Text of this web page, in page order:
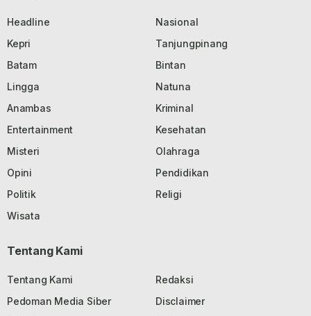
Headline
Nasional
Kepri
Tanjungpinang
Batam
Bintan
Lingga
Natuna
Anambas
Kriminal
Entertainment
Kesehatan
Misteri
Olahraga
Opini
Pendidikan
Politik
Religi
Wisata
Tentang Kami
Tentang Kami
Redaksi
Pedoman Media Siber
Disclaimer